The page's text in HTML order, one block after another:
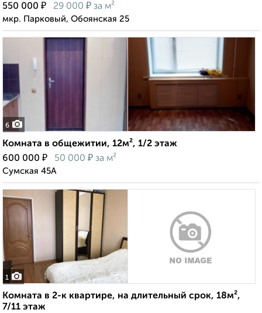
550 000 ₽ 29 000 ₽ за м²
мкр. Парковый, Обоянская 25
6
Комната в общежитии, 12м², 1/2 этаж
600 000 ₽ 50 000 ₽ за м²
Сумская 45А
1
Комната в 2-к квартире, на длительный срок, 18м²,
7/11 этаж